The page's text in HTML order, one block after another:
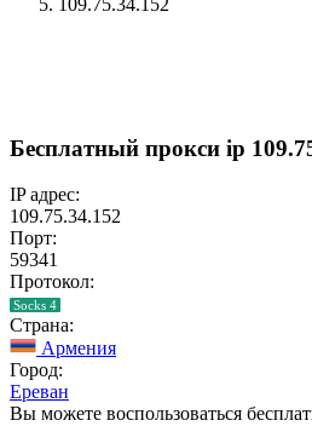
109.75.34.152
Бесплатный прокси ip
IP адрес:
109.75.34.152
Порт:
59341
Протокол:
Socks 4
Страна:
Армения
Город:
Ереван
Вы можете воспользоваться